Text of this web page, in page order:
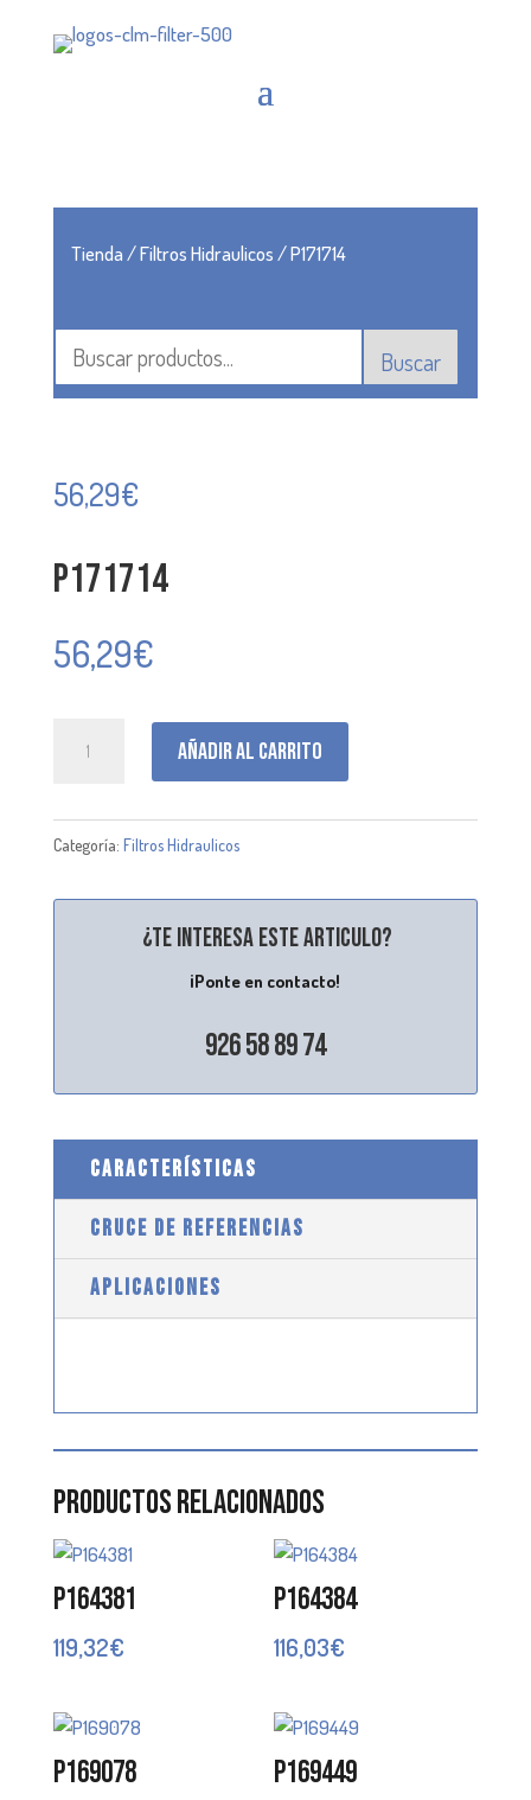
Tienda/Filtros Hidraulicos/ P171714
Buscar
56,29€
P171714
56,29€
Añadir al carrito
Categoría: Filtros Hidraulicos
¿Te interesa este articulo?
¡Ponte en contacto!
926 58 89 74
CARACTERÍSTICAS
CRUCE DE REFERENCIAS
APLICACIONES
Productos relacionados
P164381
119,32€
P164384
116,03€
P169078 P169449